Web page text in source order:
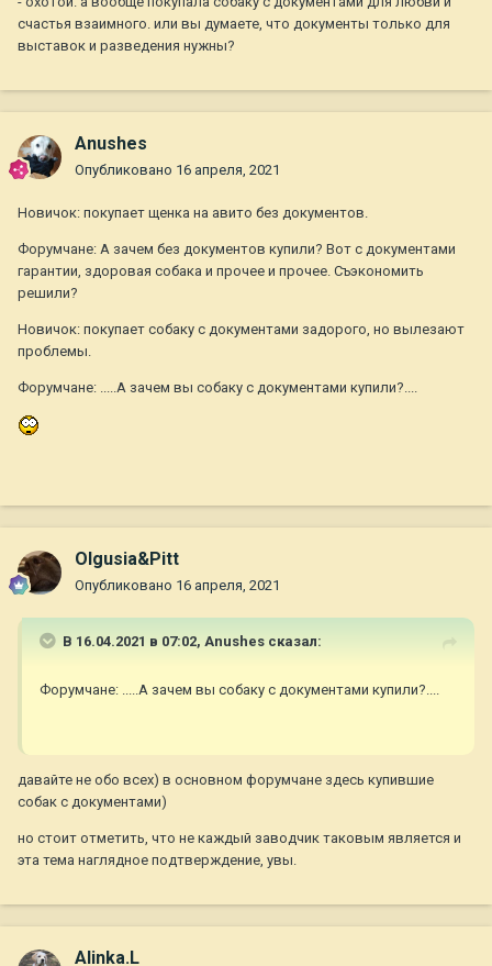
счастья взаимного. или вы думаете, что документы только для
выставок и разведения нужны?
Anushes
Опубликовано 16 апреля, 2021
Новичок: покупает щенка на авито без документов.
Форумчане: А зачем без документов купили? Вот с документами
гарантии, здоровая собака и прочее и прочее. Съэкономить
решили?
Новичок: покупает собаку с документами задорого, но вылезают
проблемы.
Форумчане: .....А зачем вы собаку с документами купили?....
Olgusia&Pitt
Опубликовано 16 апреля, 2021
В 16.04.2021 в 07:02, Anushes сказал:
Форумчане: .....А зачем вы собаку с документами купили?....
давайте не обо всех) в основном форумчане здесь купившие
собак с документами)
но стоит отметить, что не каждый заводчик таковым является и
эта тема наглядное подтверждение, увы.
Alinka.L